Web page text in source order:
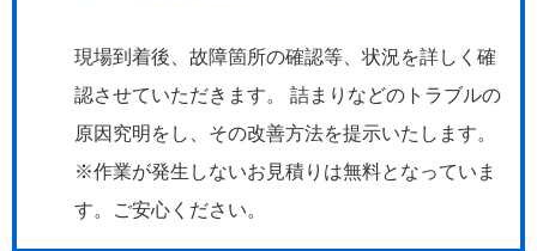
現場到着後、故障箇所の確認等、状況を詳しく確
認させていただきます。 詰まりなどのトラブルの
原因究明をし、その改善方法を提示いたします。
※作業が発生しないお見積りは無料となっていま
す。ご安心ください。